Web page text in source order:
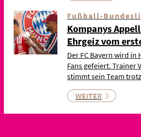
Fußball-
Kompanys
Ehrgeiz vom
Der FC Bayern wird in
Fans gefeiert. Trainer
stimmt sein Team
WEITER